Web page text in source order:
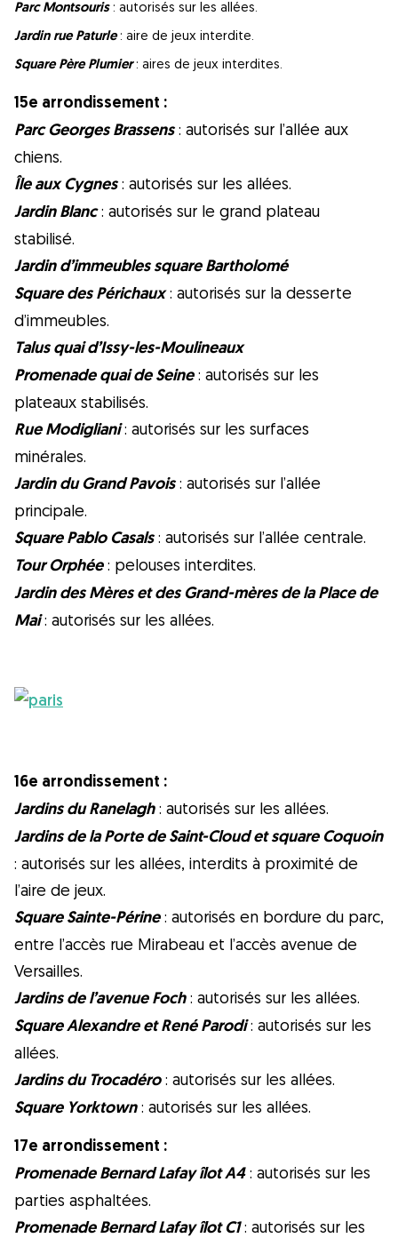
Parc Montsouris: autorisés sur les allées.
Jardin rue Paturle: aire de jeux interdite.
Square Père Plumier: aires de jeux interdites.
15e arrondissement :
Parc Georges Brassens: autorisés sur l’allée aux
chiens.
Île aux Cygnes: autorisés sur les allées.
Jardin Blanc: autorisés sur le grand plateau
stabilisé.
Jardin d’immeubles square Bartholomé
Square des Périchaux: autorisés sur la desserte
d’immeubles.
Talus quai d’Issy-les-Moulineaux
Promenade quai de Seine: autorisés sur les
plateaux stabilisés.
Rue Modigliani : autorisés sur les surfaces
minérales.
Jardin du Grand Pavois: autorisés sur l’allée
principale.
Square Pablo Casals: autorisés sur l’allée centrale.
Tour Orphée: pelouses interdites.
Jardin des Mères et des Grand-mères de la Place de
Mai: autorisés sur les allées.
16e arrondissement :
Jardins du Ranelagh: autorisés sur les allées.
Jardins de la Porte de Saint-Cloud et square Coquoin
: autorisés sur les allées, interdits à proximité de
l’aire de jeux.
Square Sainte-Périne: autorisés en bordure du parc,
entre l’accès rue Mirabeau et l’accès avenue de
Versailles.
Jardins de l’avenue Foch: autorisés sur les allées.
Square Alexandre et René Parodi : autorisés sur les
allées.
Jardins du Trocadéro: autorisés sur les allées.
Square Yorktown : autorisés sur les allées.
17e arrondissement :
Promenade Bernard Lafay îlot A4 : autorisés sur les
parties asphaltées.
Promenade Bernard Lafay îlot C1: autorisés sur les